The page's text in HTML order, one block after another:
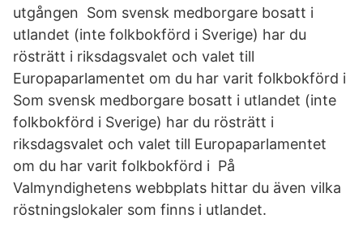
utgången Som svensk medborgare bosatt i
utlandet (inte folkbokförd i Sverige) har du
rösträtt i riksdagsvalet och valet till
Europaparlamentet om du har varit folkbokförd i
Som svensk medborgare bosatt i utlandet (inte
folkbokförd i Sverige) har du rösträtt i
riksdagsvalet och valet till Europaparlamentet
om du har varit folkbokförd i På
Valmyndighetens webbplats hittar du även vilka
röstningslokaler som finns i utlandet.